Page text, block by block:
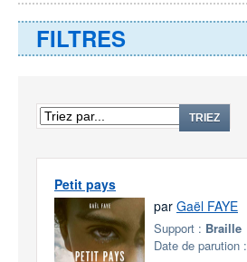
FILTRES
TRIEZ
Petit pays
par Gaël FAYE
Support : Braille
Date de parution :